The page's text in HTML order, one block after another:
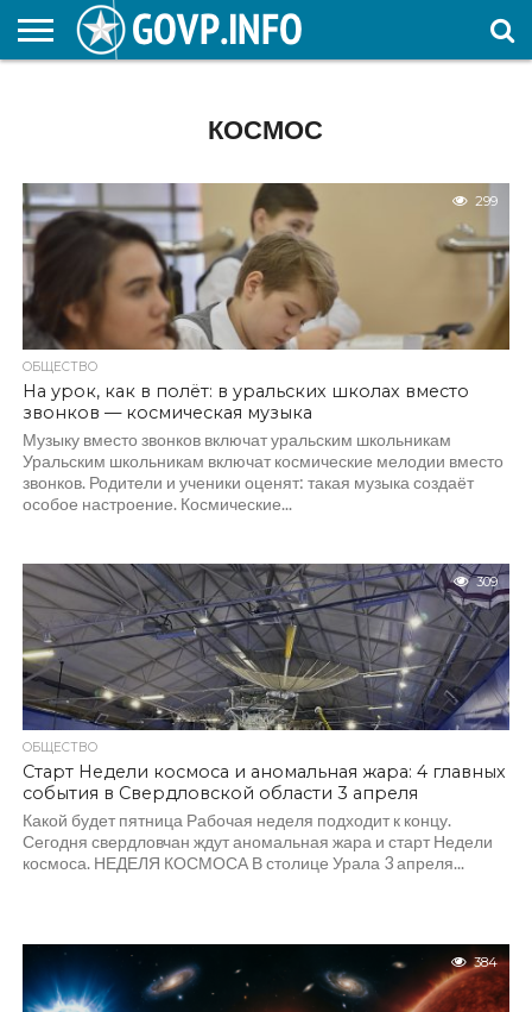
КОСМОС
299
ОБЩЕСТВО
На урок, как в полёт: в уральских школах вместо
звонков — космическая музыка
Музыку вместо звонков включат уральским школьникам
Уральским школьникам включат космические мелодии вместо
звонков. Родители и ученики оценят: такая музыка создаёт
особое настроение. Космические...
309
ОБЩЕСТВО
Старт Недели космоса и аномальная жара: 4 главных
события в Свердловской области 3 апреля
Какой будет пятница Рабочая неделя подходит к концу.
Сегодня свердловчан ждут аномальная жара и старт Недели
космоса. НЕДЕЛЯ КОСМОСА В столице Урала 3 апреля...
384